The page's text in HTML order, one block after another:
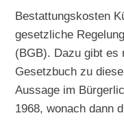
Bestattungskosten
gesetzliche
(BGB). Dazu gibt es
Gesetzbuch zu
Aussage im
1968, wonach dann